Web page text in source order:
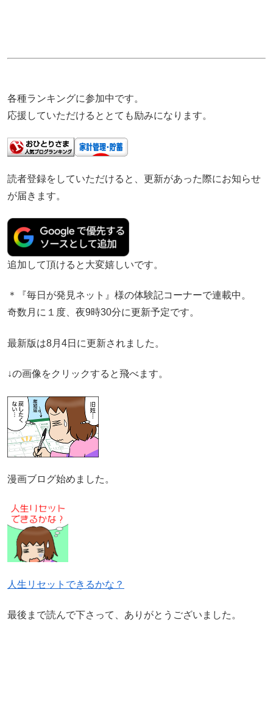
各種ランキングに参加中です。
応援していただけるととても励みになります。
読者登録をしていただけると、更新があった際にお知らせ
が届きます。
追加して頂けると大変嬉しいです。
＊『毎日が発見ネット』様の体験記コーナーで連載中。
奇数月に１度、夜9時30分に更新予定です。
最新版は8月4日に更新されました。
↓の画像をクリックすると飛べます。
漫画ブログ始めました。
人生リセットできるかな？
最後まで読んで下さって、ありがとうございました。